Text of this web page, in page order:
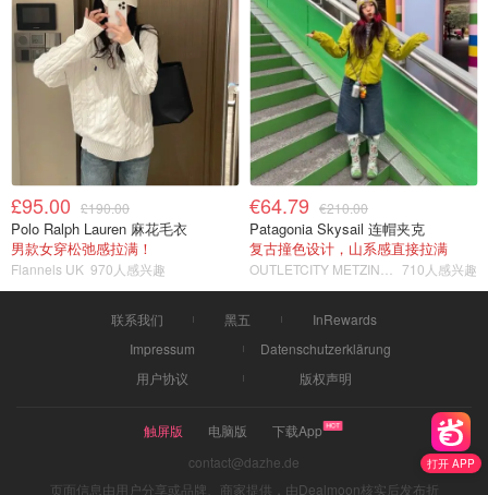
打开 APP
£95.00 £190.00
Polo Ralph Lauren 麻花毛衣
男款女穿松弛感拉满！
Flannels UK 970人感兴趣
€64.79 €210.00
Patagonia Skysail 连帽夹克
复古撞色设计，山系感直接拉满
710人感兴趣
联系我们 黑五
InRewards
Impressum
Datenschutzerklärung
用户协议
版权声明
触屏版 电脑版
下载App
contact@dazhe.de
页面信息由用户分享或品牌、商家提供，由Dealmoon核实后发布折